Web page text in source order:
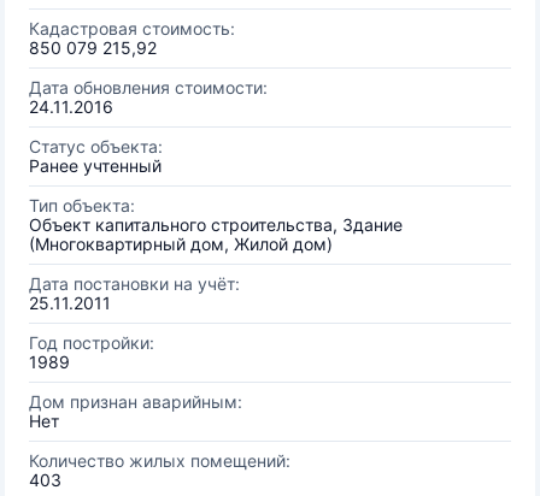
Кадастровая стоимость:
850 079 215,92
Дата обновления стоимости:
24.11.2016
Статус объекта:
Ранее учтенный
Тип объекта:
Объект капитального строительства, Здание
(Многоквартирный дом, Жилой дом)
Дата постановки на учёт:
25.11.2011
Год постройки:
1989
Дом признан аварийным:
Нет
Количество жилых помещений:
403